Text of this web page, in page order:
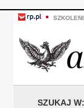
SZUKAJ W: